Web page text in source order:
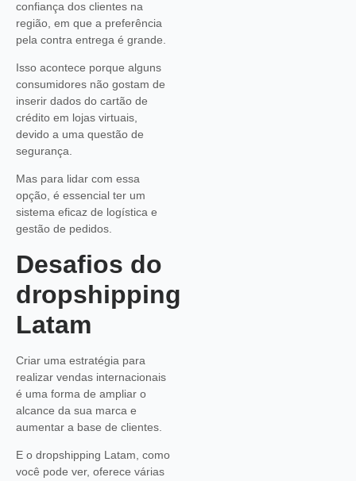
confiança dos clientes na
região, em que a preferência
pela contra entrega é grande.
Isso acontece porque alguns
consumidores não gostam de
inserir dados do cartão de
crédito em lojas virtuais,
devido a uma questão de
segurança.
Mas para lidar com essa
opção, é essencial ter um
sistema eficaz de logística e
gestão de pedidos.
Desafios do
dropshipping
Latam
Criar uma estratégia para
realizar vendas internacionais
é uma forma de ampliar o
alcance da sua marca e
aumentar a base de clientes.
E o dropshipping Latam, como
você pode ver, oferece várias